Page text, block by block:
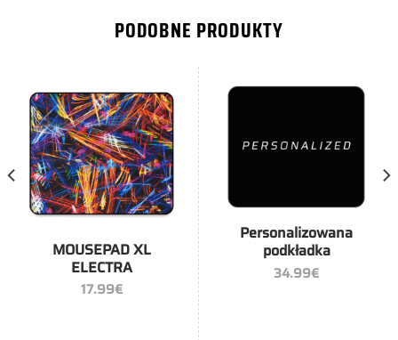
PODOBNE PRODUKTY
MOUSEPAD XL
ELECTRA
17.99€
Personalizowana
podkładka
34.99€